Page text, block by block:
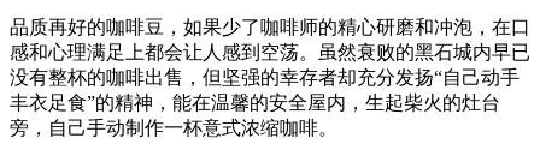
品质再好的咖啡豆，如果少了咖啡师的精心研磨和冲泡，在口
感和心理满足上都会让人感到空荡。虽然衰败的黑石城内早已
没有整杯的咖啡出售，但坚强的幸存者却充分发扬“自己动手
丰衣足食”的精神，能在温馨的安全屋内，生起柴火的灶台
旁，自己手动制作一杯意式浓缩咖啡。